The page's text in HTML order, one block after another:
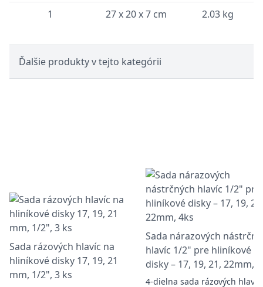
1
27 x 20 x 7 cm 2.03 kg
Ďalšie produkty v tejto kategórii
Sada rázových hlavíc na
hliníkové disky 17, 19, 21
mm, 1/2", 3 ks
Sada nárazových
hlavíc 1/2" pre hliníkové
disky – 17, 19, 21, 22mm,
4-dielna sada rázových hlavíc